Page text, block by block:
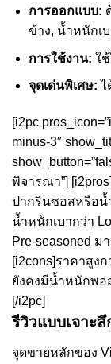
การออกแบบ:
ข้าง, น้ำหนักเ
การใช้งาน: ใ
จุดเด่นพิเศษ: ไ
[i2pc
minus-3″
พิจารณา”]
ปากรินซอสหรือน้
น้ำหนักเบากว่า
Pre-seasoned ม
[i2cons]ราคาสูง
ยังคงมีน้ำหนักพอ
[/i2pc]
รีวิวแบบเจาะลึ
จุดขายหลักของ